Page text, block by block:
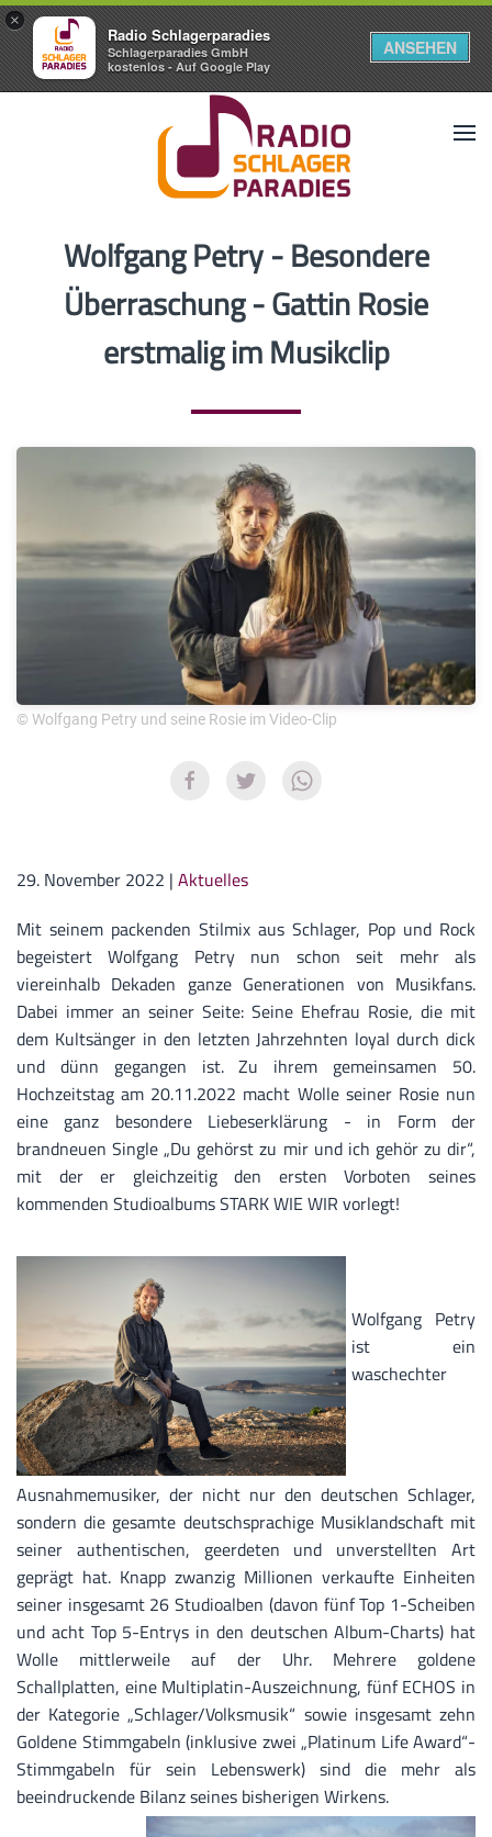
×
Radio Schlagerparadies
Schlagerparadies GmbH
kostenlos - Auf Google Play
ANSEHEN
Wolfgang Petry - Besondere
Überraschung - Gattin Rosie
erstmalig im Musikclip
© Wolfgang Petry und seine Rosie im Video-Clip
29. November 2022 | Aktuelles
Mit seinem packenden Stilmix aus Schlager, Pop und Rock
begeistert Wolfgang Petry nun schon seit mehr als
viereinhalb Dekaden ganze Generationen von Musikfans.
Dabei immer an seiner Seite: Seine Ehefrau Rosie, die mit
dem Kultsänger in den letzten Jahrzehnten loyal durch dick
und dünn gegangen ist. Zu ihrem gemeinsamen 50.
Hochzeitstag am 20.11.2022 macht Wolle seiner Rosie nun
eine ganz besondere Liebeserklärung - in Form der
brandneuen Single „Du gehörst zu mir und ich gehör zu dir“,
mit der er gleichzeitig den ersten Vorboten seines
kommenden Studioalbums STARK WIE WIR vorlegt!
Wolfgang Petry
ist ein
waschechter
Ausnahmemusiker, der nicht nur den deutschen Schlager,
sondern die gesamte deutschsprachige Musiklandschaft mit
seiner authentischen, geerdeten und unverstellten Art
geprägt hat. Knapp zwanzig Millionen verkaufte Einheiten
seiner insgesamt 26 Studioalben (davon fünf Top 1-Scheiben
und acht Top 5-Entrys in den deutschen Album-Charts) hat
Wolle mittlerweile auf der Uhr. Mehrere goldene
Schallplatten, eine Multiplatin-Auszeichnung, fünf ECHOS in
der Kategorie „Schlager/Volksmusik“ sowie insgesamt zehn
Goldene Stimmgabeln (inklusive zwei „Platinum Life Award“-
Stimmgabeln für sein Lebenswerk) sind die mehr als
beeindruckende Bilanz seines bisherigen Wirkens.